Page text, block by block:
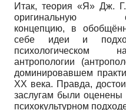
Итак, теория «Я» Дж.
оригинальную
концепцию, в
себе идеи и
психологическом
антропологии
доминировавшем
ХХ века. Правда,
заслугам были
психокультурном